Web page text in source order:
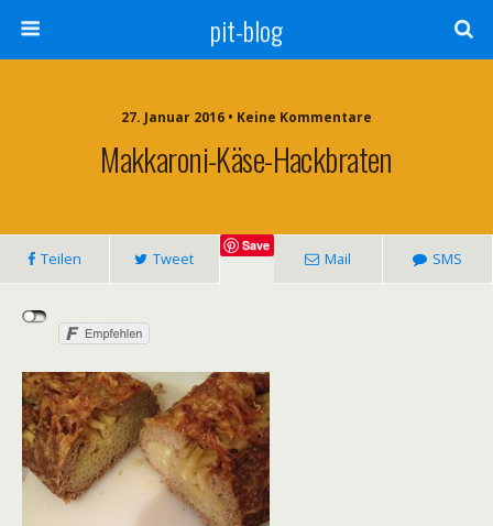
pit-blog
27. Januar 2016 • Keine Kommentare
Makkaroni-Käse-Hackbraten
Teilen Tweet
Save
Mail SMS